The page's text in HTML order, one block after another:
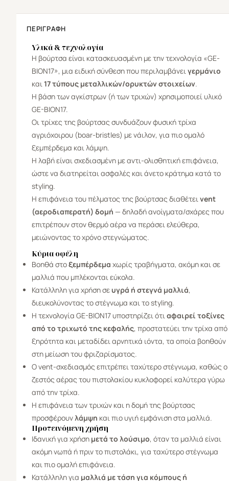
ΠΕΡΙΓΡΑΦΉ
Υλικά & τεχνολογία
Η βούρτσα είναι κατασκευασμένη με την τεχνολογία «GE-
BION17», μια ειδική σύνθεση που περιλαμβάνει γερμάνιο
και 17 τύπους μεταλλικών/ορυκτών στοιχείων.
Η βάση των αγκίστρων (ή των τριχών) χρησιμοποιεί υλικό
GE-BION17.
Οι τρίχες της βούρτσας συνδυάζουν φυσική τρίχα
αγριόχοιρου (boar-bristles) με νάιλον, για πιο ομαλό
ξεμπέρδεμα και λάμψη.
Η λαβή είναι σχεδιασμένη με αντι-ολισθητική επιφάνεια,
ώστε να διατηρείται ασφαλές και άνετο κράτημα κατά το
styling.
Η επιφάνεια του πέλματος της βούρτσας διαθέτει vent
(αεροδιαπερατή) δομή — δηλαδή ανοίγματα/σχάρες που
επιτρέπουν στον θερμό αέρα να περάσει ελεύθερα,
μειώνοντας το χρόνο στεγνώματος.
Κύρια οφέλη
Βοηθά στοξεμπέρδεμα χωρίς τραβήγματα, ακόμη και σε
μαλλιά που μπλέκονται εύκολα.
Κατάλληλη για χρήση σευγρά ή στεγνά μαλλιά,
διευκολύνοντας το στέγνωμα και το styling.
Η τεχνολογία GE-BION17 υποστηρίζει ότι αφαιρεί τοξίνες
από το τριχωτό της κεφαλής, προστατεύει την τρίχα από
ξηρότητα και μεταδίδει αρνητικά ιόντα, τα οποία βοηθούν
στη μείωση του φριζαρίσματος.
Ο vent-σχεδιασμός επιτρέπει ταχύτερο στέγνωμα, καθώς ο
ζεστός αέρας του πιστολακίου κυκλοφορεί καλύτερα γύρω
από την τρίχα.
Η επιφάνεια των τριχών και η δομή της βούρτσας
προσφέρουν λάμψη και πιο υγιή εμφάνιση στα μαλλιά.
Προτεινόμενη χρήση
Ιδανική για χρήση μετά το λούσιμο, όταν τα μαλλιά είναι
ακόμη νωπά ή πριν το πιστολάκι, για ταχύτερο στέγνωμα
και πιο ομαλή επιφάνεια.
Κατάλληλη για μαλλιά με τάση για κόμπους ή